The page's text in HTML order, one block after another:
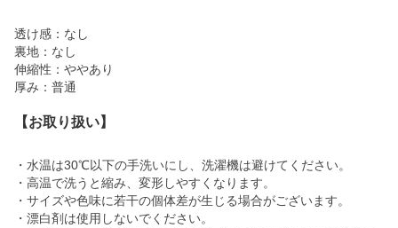
透け感：なし
裏地：なし
伸縮性：ややあり
厚み：普通
【お取り扱い】
・水温は30℃以下の手洗いにし、洗濯機は避けてください。
・高温で洗うと縮み、変形しやすくなります。
・サイズや色味に若干の個体差が生じる場合がございます。
・漂白剤は使用しないでください。